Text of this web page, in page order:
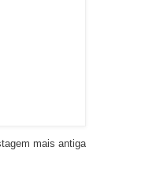
mais antiga